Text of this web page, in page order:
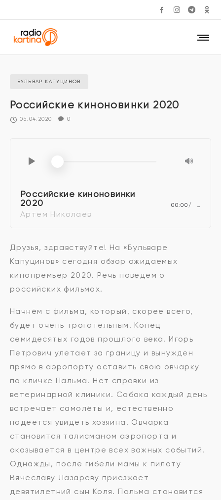
БУЛЬВАР КАПУЦИНОВ
Российские киноновинки 2020
06.04.2020 0
Российские киноновинки
2020
Артем Николаев
00:00 …
Друзья, здравствуйте! На «Бульваре
Капуцинов» сегодня обзор ожидаемых
кинопремьер 2020. Речь поведём о
российских фильмах.
Начнём с фильма, который, скорее всего,
будет очень трогательным. Конец
семидесятых годов прошлого века. Игорь
Петрович улетает за границу и вынужден
прямо в аэропорту оставить свою овчарку
по кличке Пальма. Нет справки из
ветеринарной клиники. Собака каждый день
встречает самолёты и, естественно
надеется увидеть хозяина. Овчарка
становится талисманом аэропорта и
оказывается в центре всех важных событий.
Однажды, после гибели мамы к пилоту
Вячеславу Лазареву приезжает
девятилетний сын Коля. Пальма становится